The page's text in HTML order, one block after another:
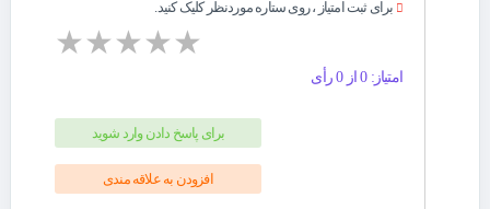
برای ثبت امتیاز ، روی ستاره موردنظر کلیک کنید.
★★★★★
امتیاز: 0 از 0 رأی
برای پاسخ دادن وارد شوید
افزودن به علاقه مندی